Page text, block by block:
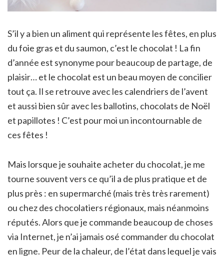
S’il y a bien un aliment qui représente les fêtes, en plus
du foie gras et du saumon, c’est le chocolat ! La fin
d’année est synonyme pour beaucoup de partage, de
plaisir… et le chocolat est un beau moyen de concilier
tout ça. Il se retrouve avec les calendriers de l’avent
et aussi bien sûr avec les ballotins, chocolats de Noël
et papillotes ! C’est pour moi un incontournable de
ces fêtes !
Mais lorsque je souhaite acheter du chocolat, je me
tourne souvent vers ce qu’il a de plus pratique et de
plus près : en supermarché (mais très très rarement)
ou chez des chocolatiers régionaux, mais néanmoins
réputés. Alors que je commande beaucoup de choses
via Internet, je n’ai jamais osé commander du chocolat
en ligne. Peur de la chaleur, de l’état dans lequel je vais